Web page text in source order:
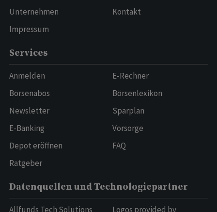
Unternehmen
Impressum
Kontakt
Services
Anmelden
Börsenabos
Newsletter
E-Banking
Depot eröffnen
Ratgeber
E-Rechner
Börsenlexikon
Sparplan
Vorsorge
FAQ
Datenquellen und Technologiepartner
Allfunds Tech Solutions Logos provided by